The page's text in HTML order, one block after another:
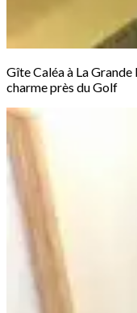
Gîte Caléa à La
charme près du Golf